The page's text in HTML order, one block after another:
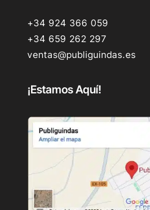
+34 924 366 059
+34 659 262 297
ventas@publiguindas.es
¡Estamos Aquí!